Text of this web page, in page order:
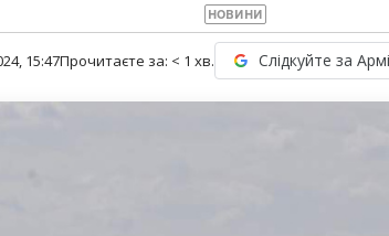
НОВИНИ
15:47Прочитаєте за: < 1 хв. Слідкуйте за